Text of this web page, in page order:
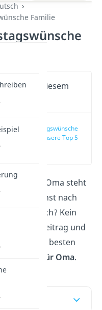
Familie
in diesem
Geburtstagswünsche
Oma — unsere Top 5
deiner Oma steht
du suchst nach
Spruch? Kein
unserem Beitrag und
du die besten
für Oma.